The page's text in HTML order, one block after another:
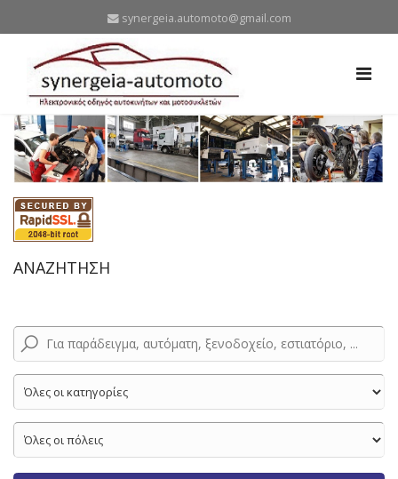
synergeia.automoto@gmail.com
ΑΝΑΖΗΤΗΣΗ